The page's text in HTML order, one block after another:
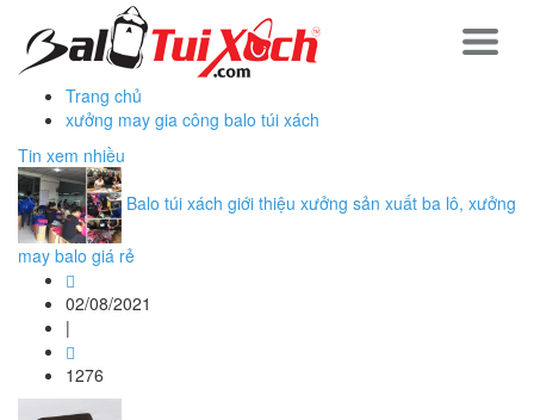
Trang chủ
xưởng may gia công balo túi xách
Tin xem nhiều
Balo túi xách giới thiệu xưởng sản xuất ba lô, xưởng
may balo giá rẻ
02/08/2021
|
1276